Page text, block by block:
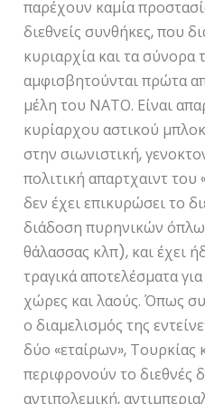
παρέχουν καμία
διεθνείς συνθήκες, που
κυριαρχία και τα σύνορα
αμφισβητούνται πρώτα
μέλη του ΝΑΤΟ. Είναι
κυρίαρχου αστικού
στην σιωνιστική,
πολιτική απαρτχαιντ του
δεν έχει επικυρώσει το
διάδοση πυρηνικών
θάλασσας κλπ), και έχει
τραγικά αποτελέσματα για
χώρες και λαούς. Όπως
ο διαμελισμός της
δύο «εταίρων»,
περιφρονούν το διεθνές
αντιπολεμική,